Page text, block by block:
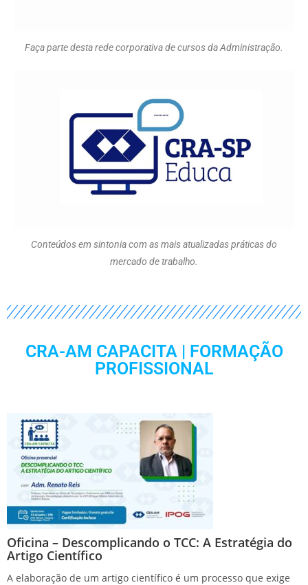
Faça parte desta rede corporativa de cursos da Administração.
Conteúdos em sintonia com as mais atualizadas práticas do
mercado de trabalho.
CRA-AM CAPACITA | FORMAÇÃO
PROFISSIONAL
Oficina – Descomplicando o TCC: A Estratégia do
Artigo Científico
A elaboração de um artigo científico é um processo que exige